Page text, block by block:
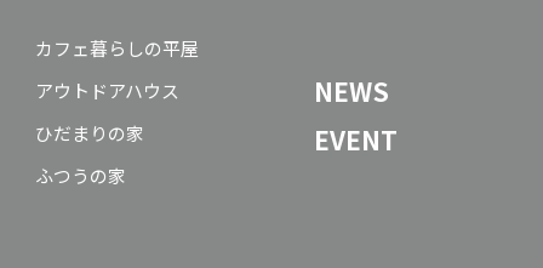
カフェ暮らしの平屋
アウトドアハウス
ひだまりの家
ふつうの家
NEWS
EVENT